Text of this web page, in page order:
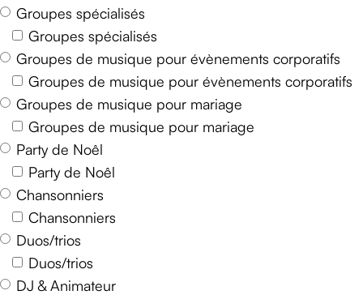
Groupes spécialisés
Groupes spécialisés
Groupes de musique pour évènements corporatifs
Groupes de musique pour évènements corporatifs
Groupes de musique pour mariage
Groupes de musique pour mariage
Party de Noêl
Party de Noêl
Chansonniers
Chansonniers
Duos/trios
Duos/trios
DJ & Animateur